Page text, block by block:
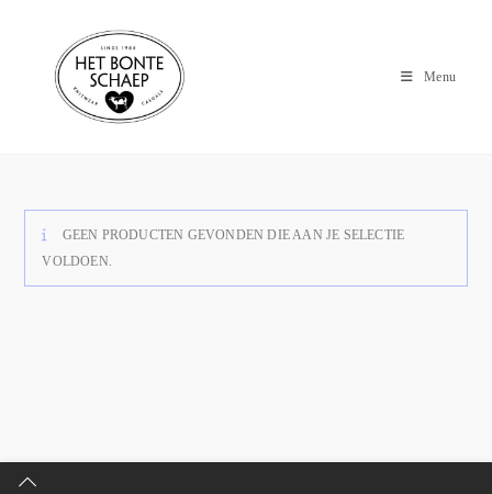
Menu
GEEN PRODUCTEN GEVONDEN DIE AAN JE SELECTIE
VOLDOEN.